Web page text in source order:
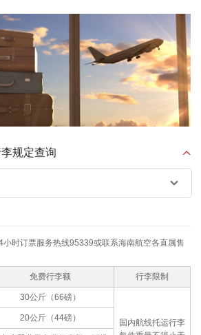
规定查询
时订票服务热线95339或联系海南航空各直属售
免费行李额 行李限制
30公斤（66磅）
国内航线托运行李
20公斤（44磅）